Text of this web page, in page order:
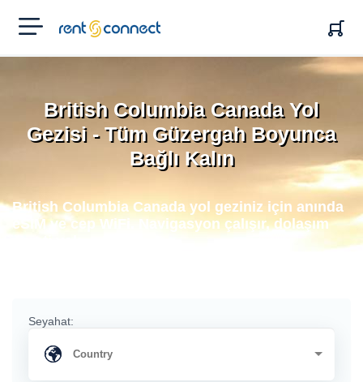
RENT'N
CONNECT
British Columbia Canada Yol
Gezisi - Tüm Güzergah Boyunca
Bağlı Kalın
British Columbia Canada yol geziniz için anında
eSIM ve cep WiFi. Navigasyon çalışır, dolaşım
Seyahat: